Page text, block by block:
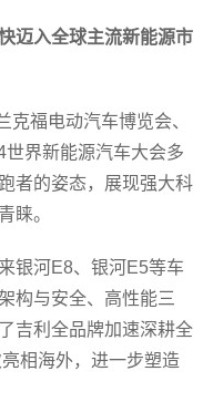
迈入全球主流新能源市
福电动汽车博览会、
界新能源汽车大会多
者的姿态，展现强大科
睐。
银河E8、银河E5等车
构与安全、高性能三
吉利全品牌加速深耕全
相海外，进一步塑造